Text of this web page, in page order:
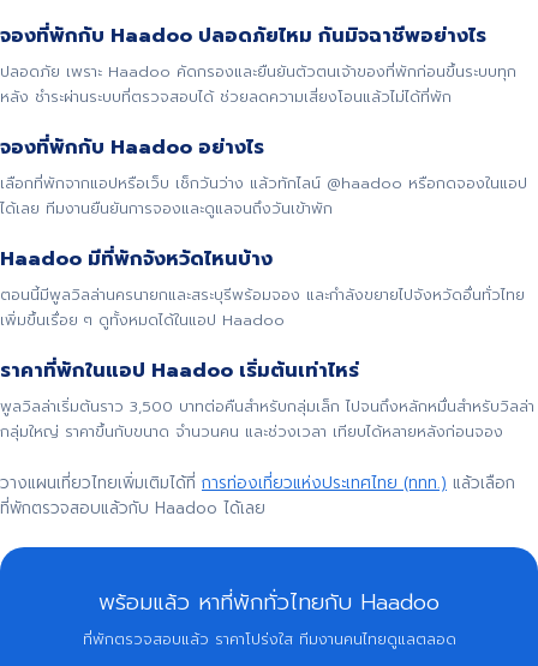
จองที่พักกับ Haadoo ปลอดภัยไหม กันมิจฉาชีพอย่างไร
ปลอดภัย เพราะ Haadoo คัดกรองและยืนยันตัวตนเจ้าของที่พักก่อนขึ้นระบบทุก
หลัง ชำระผ่านระบบที่ตรวจสอบได้ ช่วยลดความเสี่ยงโอนแล้วไม่ได้ที่พัก
จองที่พักกับ Haadoo อย่างไร
เลือกที่พักจากแอปหรือเว็บ เช็กวันว่าง แล้วทักไลน์ @haadoo หรือกดจองในแอป
ได้เลย ทีมงานยืนยันการจองและดูแลจนถึงวันเข้าพัก
Haadoo มีที่พักจังหวัดไหนบ้าง
ตอนนี้มีพูลวิลล่านครนายกและสระบุรีพร้อมจอง และกำลังขยายไปจังหวัดอื่นทั่วไทย
เพิ่มขึ้นเรื่อย ๆ ดูทั้งหมดได้ในแอป Haadoo
ราคาที่พักในแอป Haadoo เริ่มต้นเท่าไหร่
พูลวิลล่าเริ่มต้นราว 3,500 บาทต่อคืนสำหรับกลุ่มเล็ก ไปจนถึงหลักหมื่นสำหรับวิลล่า
กลุ่มใหญ่ ราคาขึ้นกับขนาด จำนวนคน และช่วงเวลา เทียบได้หลายหลังก่อนจอง
วางแผนเที่ยวไทยเพิ่มเติมได้ที่ การท่องเที่ยวแห่งประเทศไทย (ททท.) แล้วเลือก
ที่พักตรวจสอบแล้วกับ Haadoo ได้เลย
พร้อมแล้ว หาที่พักทั่วไทยกับ Haadoo
ที่พักตรวจสอบแล้ว ราคาโปร่งใส ทีมงานคนไทยดูแลตลอด